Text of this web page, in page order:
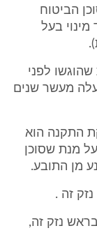
הביטוח
בעל
לפני
מעשר שנים
התקנה הוא
מנת שסוכן
מן התובע.
זה .